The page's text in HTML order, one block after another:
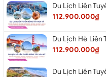
112.900.000₫
112.900.000₫